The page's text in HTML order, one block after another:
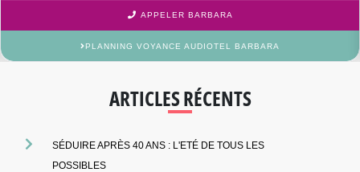
APPELER BARBARA
PLANNING VOYANCE AUDIOTEL BARBARA
ARTICLES RÉCENTS
SÉDUIRE APRÈS 40 ANS : L'ETÉ DE TOUS LES
POSSIBLES